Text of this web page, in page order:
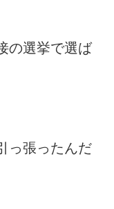
の選挙で選ば
っ張ったんだ